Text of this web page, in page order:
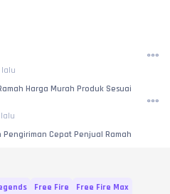
Harga Murah Produk Sesuai
Cepat Penjual Ramah
Free Fire
Free Fire Max